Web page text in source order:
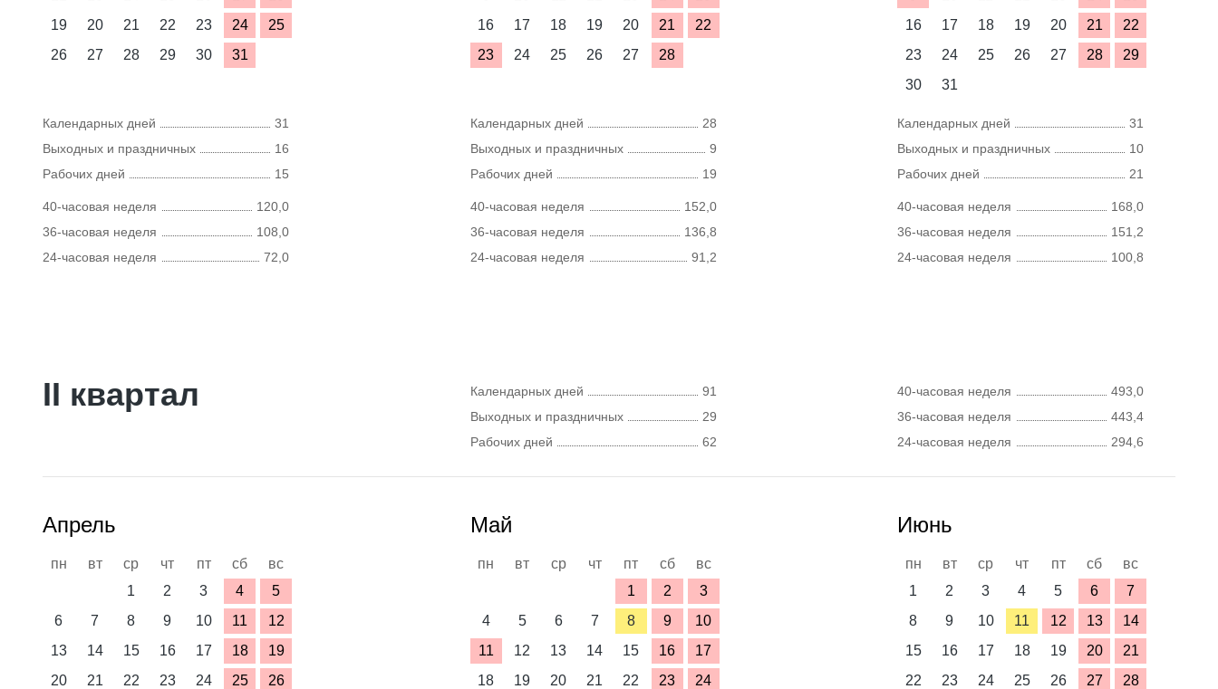
19
20 21 22 23 24
25
26
27 28 29 30 31
Календарных дней
31
Выходных и праздничных
16
Рабочих дней
15
40-часовая неделя
120,0
36-часовая неделя
108,0
24-часовая неделя
72,0
16
17 18 19 20 21
22
23
24 25 26 27 28
Календарных дней
28
Выходных и праздничных
9
Рабочих дней
19
40-часовая неделя
152,0
36-часовая неделя
136,8
24-часовая неделя
91,2
16
17 18 19 20 21
22
23
24 25 26 27 28
29
30
31
Календарных дней
31
Выходных и праздничных
10
Рабочих дней
21
40-часовая неделя
168,0
36-часовая неделя
151,2
24-часовая неделя
100,8
II квартал Календарных дней
91
Выходных и праздничных
29
Рабочих дней
62
40-часовая неделя
493,0
36-часовая неделя
443,4
24-часовая неделя
294,6
Апрель
пн вт ср чт пт сб
вс
1
2 3 4
5
6
7 8 9 10 11
12
13
14 15 16 17 18
19
20
21 22 23 24 25
26
Май
пн вт ср чт пт сб
вс
1
2
3
4
5 6 7 8 9
10
11
12 13 14 15 16
17
18
19 20 21 22 23
24
Июнь
пн вт ср чт пт сб
вс
1
2 3 4 5 6
7
8
9 10 11 12 13
14
15
16 17 18 19 20
21
22
23 24 25 26 27
28